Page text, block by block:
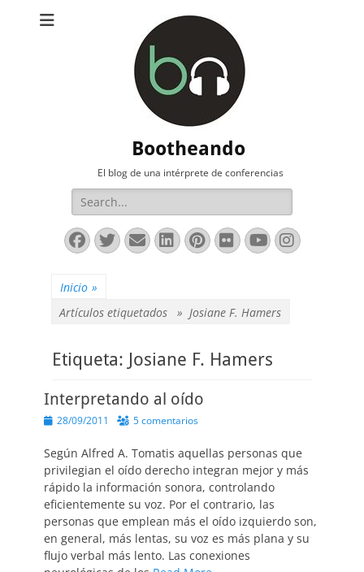
Bootheando
El blog de una intérprete de conferencias
Buscar:
Facebook
Twitter
Correo
electrónico
LinkedIn
Pinterest
FlickrYouTube
Inicio »
Artículos etiquetados » Josiane F. Hamers
Etiqueta: Josiane F. Hamers
Interpretando al oído
Publicado
28/09/2011 5 comentarios
Según Alfred A. Tomatis aquellas personas que
privilegian el oído derecho integran mejor y más
rápido la información sonora, controlando
eficientemente su voz. Por el contrario, las
personas que emplean más el oído izquierdo son,
en general, más lentas, su voz es más plana y su
flujo verbal más lento. Las conexiones